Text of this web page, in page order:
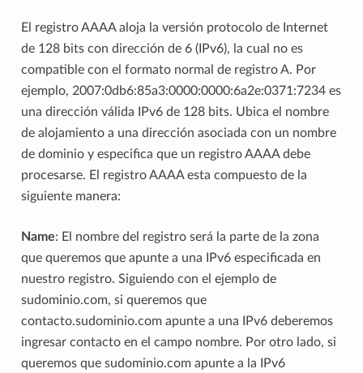
El registro AAAA aloja la versión protocolo de Internet
de 128 bits con dirección de 6 (IPv6), la cual no es
compatible con el formato normal de registro A. Por
ejemplo, 2007:0db6:85a3:0000:0000:6a2e:0371:7234 es
una dirección válida IPv6 de 128 bits. Ubica el nombre
de alojamiento a una dirección asociada con un nombre
de dominio y especifica que un registro AAAA debe
procesarse. El registro AAAA esta compuesto de la
siguiente manera:
Name: El nombre del registro será la parte de la zona
que queremos que apunte a una IPv6 especificada en
nuestro registro. Siguiendo con el ejemplo de
sudominio.com, si queremos que
contacto.sudominio.com apunte a una IPv6 deberemos
ingresar contacto en el campo nombre. Por otro lado, si
queremos que sudominio.com apunte a la IPv6